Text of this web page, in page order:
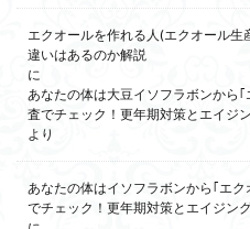
エクオールを作れる人(エクオール
違いはあるのか解説
に
あなたの体は大豆イソフラボンから
査でチェック！更年期対策とエイジ
より
あなたの体はイソフラボンから｢エ
でチェック！更年期対策とエイジン